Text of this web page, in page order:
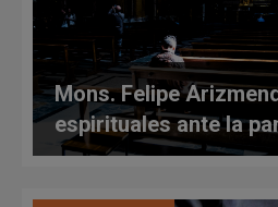
Mons. Felipe
espirituales ante la